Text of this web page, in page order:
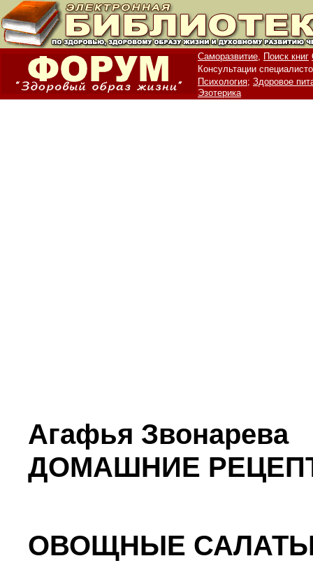
Саморазвитие, Поиск книг
Консультации
Психология; Здоровое
Эзотерика
Агафья Звонарева
ДОМАШНИЕ
ОВОЩНЫЕ